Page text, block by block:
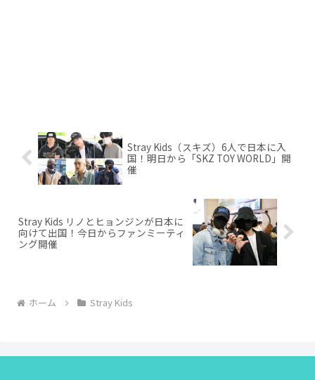
Stray Kids（スキズ）6人で日本に入
国！明日から「SKZ TOY WORLD」開
催
Stray Kids リノとヒョンジンが日本に
向けて出国！今日からファンミーティ
ング開催
ホーム Stray Kids